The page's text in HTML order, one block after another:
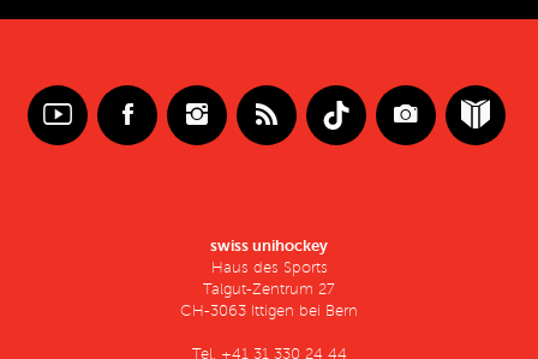
swiss unihockey
Haus des Sports
Talgut-Zentrum 27
CH-3063 Ittigen bei Bern
Tel. +41 31 330 24 44